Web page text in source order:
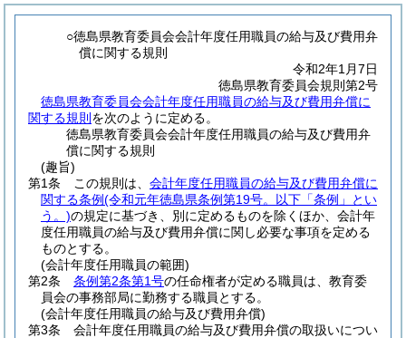
○徳島県教育委員会会計年度任用職員の給与及び費用弁
償に関する規則
令和2年1月7日
徳島県教育委員会規則第2号
徳島県教育委員会会計年度任用職員の給与及び費用弁償に
関する規則 を次のように定める。
徳島県教育委員会会計年度任用職員の給与及び費用弁
償に関する規則
(趣旨)
第1条
この規則は、 会計年度任用職員の給与及び費用弁償に
関する条例(令和元年徳島県条例第19号。以下「条例」とい
う。)の規定に基づき、別に定めるものを除くほか、会計年
度任用職員の給与及び費用弁償に関し必要な事項を定める
ものとする。
(会計年度任用職員の範囲)
第2条
条例第2条第1号の任命権者が定める職員は、教育委
員会の事務部局に勤務する職員とする。
(会計年度任用職員の給与及び費用弁償)
第3条
会計年度任用職員の給与及び費用弁償の取扱いについ